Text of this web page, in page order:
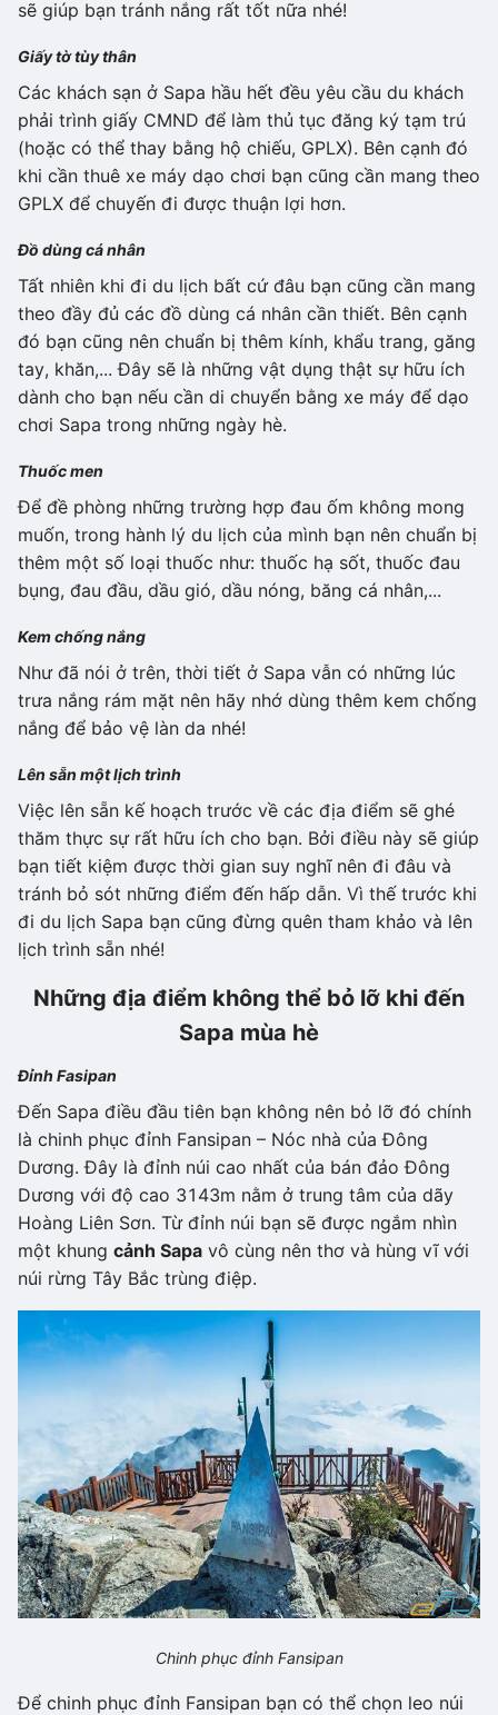
sẽ giúp bạn tránh nắng rất tốt nữa nhé!
Giấy tờ tùy thân
Các khách sạn ở Sapa hầu hết đều yêu cầu du khách
phải trình giấy CMND để làm thủ tục đăng ký tạm trú
(hoặc có thể thay bằng hộ chiếu, GPLX). Bên cạnh đó
khi cần thuê xe máy dạo chơi bạn cũng cần mang theo
GPLX để chuyến đi được thuận lợi hơn.
Đồ dùng cá nhân
Tất nhiên khi đi du lịch bất cứ đâu bạn cũng cần mang
theo đầy đủ các đồ dùng cá nhân cần thiết. Bên cạnh
đó bạn cũng nên chuẩn bị thêm kính, khẩu trang, găng
tay, khăn,... Đây sẽ là những vật dụng thật sự hữu ích
dành cho bạn nếu cần di chuyển bằng xe máy để dạo
chơi Sapa trong những ngày hè.
Thuốc men
Để đề phòng những trường hợp đau ốm không mong
muốn, trong hành lý du lịch của mình bạn nên chuẩn bị
thêm một số loại thuốc như: thuốc hạ sốt, thuốc đau
bụng, đau đầu, dầu gió, dầu nóng, băng cá nhân,...
Kem chống nắng
Như đã nói ở trên, thời tiết ở Sapa vẫn có những lúc
trưa nắng rám mặt nên hãy nhớ dùng thêm kem chống
nắng để bảo vệ làn da nhé!
Lên sẵn một lịch trình
Việc lên sẵn kế hoạch trước về các địa điểm sẽ ghé
thăm thực sự rất hữu ích cho bạn. Bởi điều này sẽ giúp
bạn tiết kiệm được thời gian suy nghĩ nên đi đâu và
tránh bỏ sót những điểm đến hấp dẫn. Vì thế trước khi
đi du lịch Sapa bạn cũng đừng quên tham khảo và lên
lịch trình sẵn nhé!
Những địa điểm không thể bỏ lỡ khi đến
Sapa mùa hè
Đỉnh Fasipan
Đến Sapa điều đầu tiên bạn không nên bỏ lỡ đó chính
là chinh phục đỉnh Fansipan – Nóc nhà của Đông
Dương. Đây là đỉnh núi cao nhất của bán đảo Đông
Dương với độ cao 3143m nằm ở trung tâm của dãy
Hoàng Liên Sơn. Từ đỉnh núi bạn sẽ được ngắm nhìn
một khung cảnh Sapa vô cùng nên thơ và hùng vĩ với
núi rừng Tây Bắc trùng điệp.
Chinh phục đỉnh Fansipan
Để chinh phục đỉnh Fansipan bạn có thể chọn leo núi